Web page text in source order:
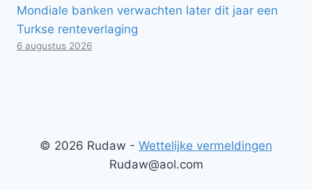
Mondiale banken verwachten later dit jaar een
Turkse renteverlaging
6 augustus 2026
© 2026 Rudaw - Wettelijke vermeldingen
Rudaw@aol.com